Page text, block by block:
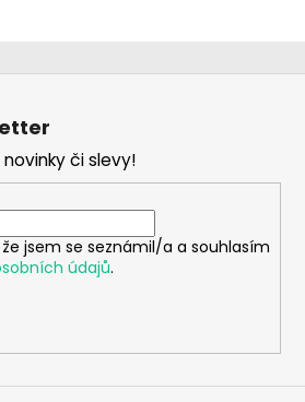
či slevy!
že jsem se seznámil/a a souhlasím
údajů.